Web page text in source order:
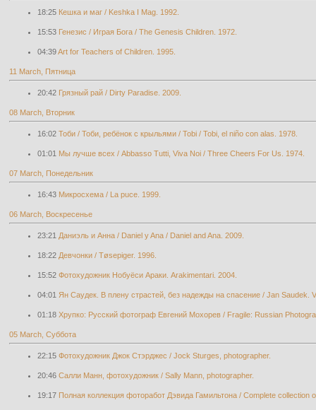
18:25 Кешка и маг / Keshka I Mag. 1992.
15:53 Генезис / Играя Бога / The Genesis Children. 1972.
04:39Art for Teachers of Children. 1995.
11 March, Пятница
20:42 Грязный рай / Dirty Paradise. 2009.
08 March, Вторник
16:02 Тоби / Тоби, ребёнок с крыльями / Tobi / Tobi, el niño con alas. 1978.
01:01 Мы лучше всех / Abbasso Tutti, Viva Noi / Three Cheers For Us. 1974.
07 March, Понедельник
16:43 Микросхема / La puce. 1999.
06 March, Воскресенье
23:21 Даниэль и Анна / Daniel y Ana / Daniel and Ana. 2009.
18:22 Девчонки / Tøsepiger. 1996.
15:52 Фотохудожник Нобуёси Араки. Arakimentari. 2004.
04:01 Ян Саудек. В плену страстей, без надежды на спасение / Jan Saudek.
01:18 Хрупко: Русский фотограф Евгений Мохорев / Fragile: Russian
05 March, Суббота
22:15 Фотохудожник Джок Стэрджес / Jock Sturges, photographer.
20:46 Салли Манн, фотохудожник / Sally Mann, photographer.
19:17 Полная коллекция фоторабот Дэвида Гамильтона / Complete collection